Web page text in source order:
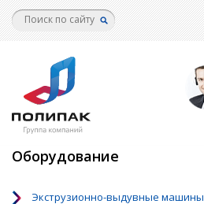
Перейти
к
Оборудование
Экструзионно-выдувные машины